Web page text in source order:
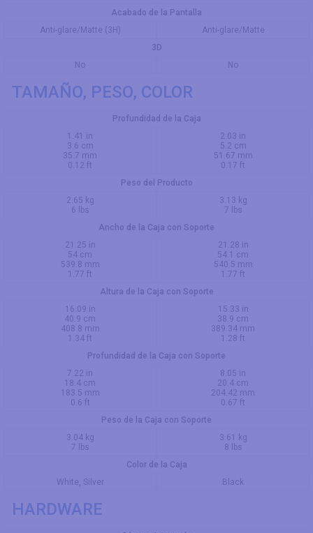
Acabado de la Pantalla
Anti-glare/Matte (3H)
Anti-glare/Matte
3D
No
No
TAMAÑO, PESO, COLOR
Profundidad de la Caja
1.41 in
3.6 cm
35.7 mm
0.12 ft
2.03 in
5.2 cm
51.67 mm
0.17 ft
Peso del Producto
2.65 kg
6 lbs
3.13 kg
7 lbs
Ancho de la Caja con Soporte
21.25 in
54 cm
539.8 mm
1.77 ft
21.28 in
54.1 cm
540.5 mm
1.77 ft
Altura de la Caja con Soporte
16.09 in
40.9 cm
408.8 mm
1.34 ft
15.33 in
38.9 cm
389.34 mm
1.28 ft
Profundidad de la Caja con Soporte
7.22 in
18.4 cm
183.5 mm
0.6 ft
8.05 in
20.4 cm
204.42 mm
0.67 ft
Peso de la Caja con Soporte
3.04 kg
7 lbs
3.61 kg
8 lbs
Color de la Caja
White, Silver
Black
HARDWARE